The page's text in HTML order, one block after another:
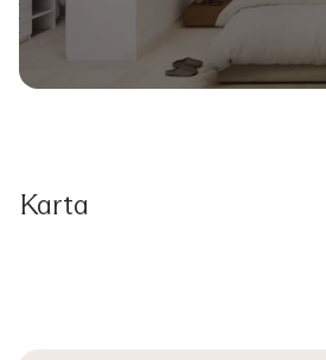
Karta